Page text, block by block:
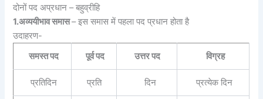
दोनों पद अप्रधान – बहुव्रीहि
1.अव्ययीभाव समास– इस समास में पहला पद प्रधान होता है
उदाहरण-
समस्त पद
पूर्व पद उत्तर पद विग्रह
प्रतिदिन प्रति दिन प्रत्येक दिन